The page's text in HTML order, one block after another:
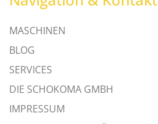
MASCHINEN
BLOG
SERVICES
DIE SCHOKOMA GMBH
IMPRESSUM